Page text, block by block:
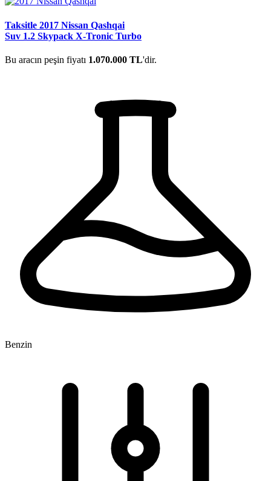
Taksitle 2017 Nissan Qashqai
Suv 1.2 Skypack X-Tronic Turbo
Bu aracın peşin fiyatı 1.070.000 TL'dir.
Benzin